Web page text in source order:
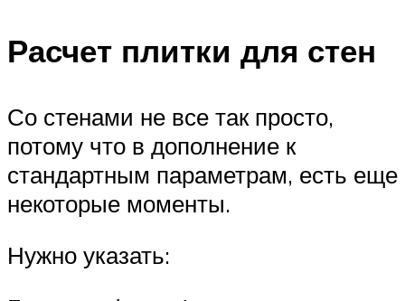
Расчет плитки для стен
Со стенами не все так просто,
потому что в дополнение к
стандартным параметрам, есть еще
некоторые моменты.
Нужно указать: